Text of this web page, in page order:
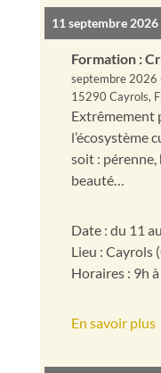
11 septembre 2026
Formation :
septembre 2026
15290 Cayrols,
Extrêmement
l’écosystème
soit :
beauté…
Date : du 11
Lieu : Cayrols
Horaires : 9h
En savoir plus